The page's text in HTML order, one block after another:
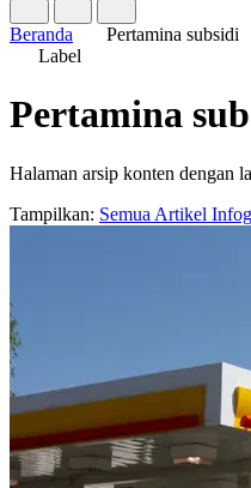
Beranda
Pertamina subsidi
Label
Pertamina
Halaman arsip konten dengan
Tampilkan: Semua Artikel